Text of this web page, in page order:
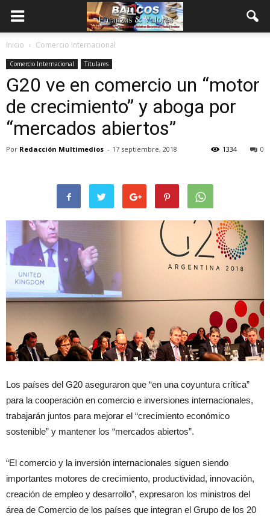
Inicio Comercio Internacional
Comercio Internacional Titulares
G20 ve en comercio un “motor
de crecimiento” y aboga por
“mercados abiertos”
Por Redacción Multimedios - 17 septiembre, 2018 0
1334
Los países del G20 aseguraron que “en una coyuntura crítica”
para la cooperación en comercio e inversiones internacionales,
trabajarán juntos para mejorar el “crecimiento económico
sostenible” y mantener los “mercados abiertos”.
“El comercio y la inversión internacionales siguen siendo
importantes motores de crecimiento, productividad, innovación,
creación de empleo y desarrollo”, expresaron los ministros del
área de Comercio de los países que integran el Grupo de los 20